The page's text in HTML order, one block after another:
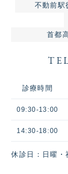
不動前駅
首都
診療時間
09:30-13:00
14:30-18:00
休診日：日曜・